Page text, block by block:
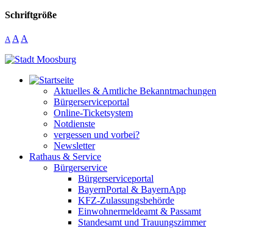
Schriftgröße
A A A
Aktuelles & Amtliche Bekanntmachungen
Bürgerserviceportal
Online-Ticketsystem
Notdienste
vergessen und vorbei?
Newsletter
Rathaus & Service
Bürgerservice
Bürgerserviceportal
BayernPortal & BayernApp
KFZ-Zulassungsbehörde
Einwohnermeldeamt & Passamt
Standesamt und Trauungszimmer